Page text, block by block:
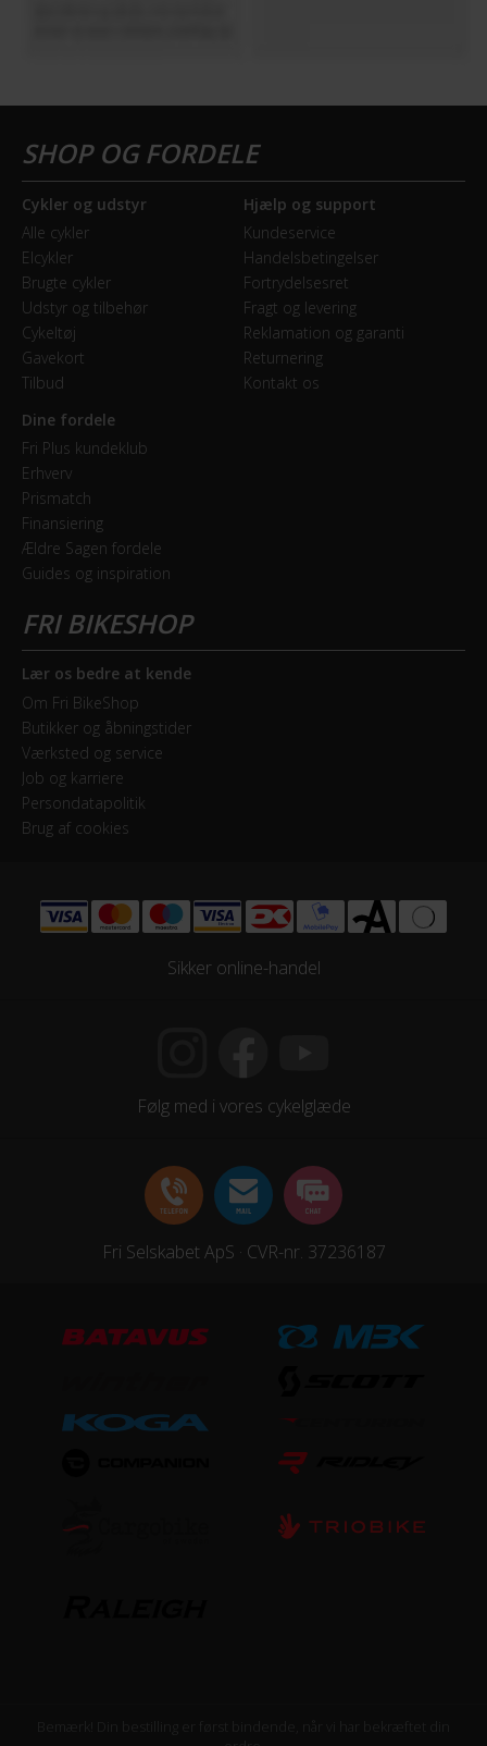
Cykler og udstyr
Alle cykler
Elcykler
Brugte cykler
Udstyr og tilbehør
Cykeltøj
Gavekort
Tilbud
Hjælp og support
Kundeservice
Handelsbetingelser
Fortrydelsesret
Fragt og levering
Reklamation og garanti
Returnering
Kontakt os
Dine fordele
Fri Plus kundeklub
Erhverv
Prismatch
Finansiering
Ældre Sagen fordele
Guides og inspiration
Lær os bedre at kende
Om Fri BikeShop
Butikker og åbningstider
Værksted og service
Job og karriere
Persondatapolitik
Brug af cookies
Sikker online-handel
Følg med i vores cykelglæde
Fri Selskabet ApS · CVR-nr. 37236187